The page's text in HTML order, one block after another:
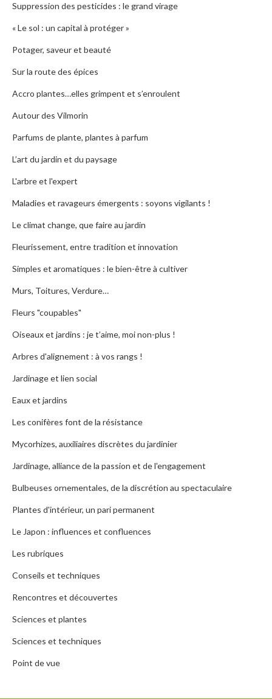
Suppression des pesticides : le grand virage
« Le sol : un capital à protéger »
Potager, saveur et beauté
Sur la route des épices
Accro plantes…elles grimpent et s’enroulent
Autour des Vilmorin
Parfums de plante, plantes à parfum
L’art du jardin et du paysage
L'arbre et l'expert
Maladies et ravageurs émergents : soyons vigilants !
Le climat change, que faire au jardin
Fleurissement, entre tradition et innovation
Simples et aromatiques : le bien-être à cultiver
Murs, Toitures, Verdure…
Fleurs "coupables"
Oiseaux et jardins : je t’aime, moi non-plus !
Arbres d'alignement : à vos rangs !
Jardinage et lien social
Eaux et jardins
Les conifères font de la résistance
Mycorhizes, auxiliaires discrètes du jardinier
Jardinage, alliance de la passion et de l'engagement
Bulbeuses ornementales, de la discrétion au spectaculaire
Plantes d'intérieur, un pari permanent
Le Japon : influences et confluences
Les rubriques
Conseils et techniques
Rencontres et découvertes
Sciences et plantes
Sciences et techniques
Point de vue